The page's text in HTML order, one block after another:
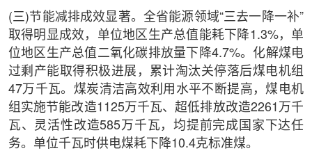
(三)节能减排成效显著。全省能源领域“三去一降一补”
取得明显成效，单位地区生产总值能耗下降1.3%，单
位地区生产总值二氧化碳排放量下降4.7%。化解煤电
过剩产能取得积极进展，累计淘汰关停落后煤电机组
47万千瓦。煤炭清洁高效利用水平不断提高，煤电机
组实施节能改造1125万千瓦、超低排放改造2261万千
瓦、灵活性改造585万千瓦，均提前完成国家下达任
务。单位千瓦时供电煤耗下降10.4克标准煤。